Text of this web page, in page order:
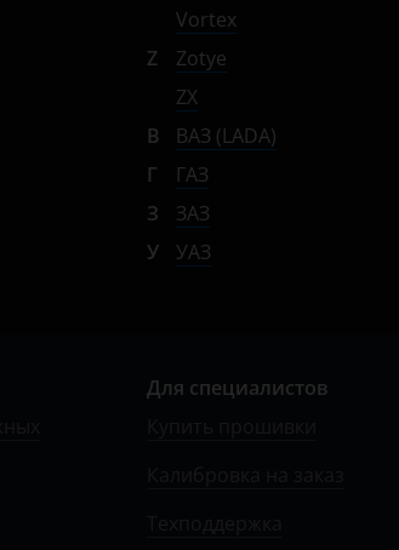
Vortex
Z
Zotye
ZX
В
ВАЗ (LADA)
Г
ГАЗ
З
ЗАЗ
У
УАЗ
Для специалистов